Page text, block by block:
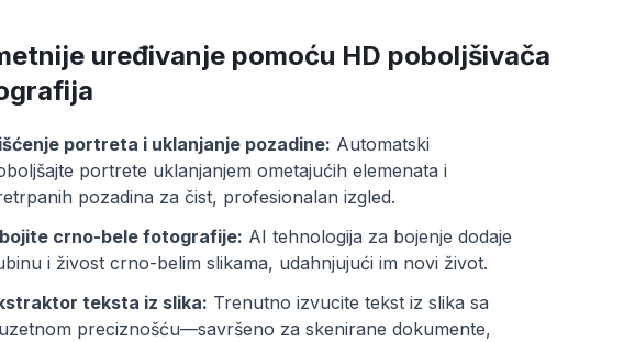
uređivanje pomoću HD poboljšivača
portreta i uklanjanje pozadine: Automatski
portrete uklanjanjem ometajućih elemenata i
pozadina za čist, profesionalan izgled.
crno-bele fotografije: AI tehnologija za bojenje dodaje
i živost crno-belim slikama, udahnjujući im novi život.
teksta iz slika: Trenutno izvucite tekst iz slika sa
preciznošću—savršeno za skenirane dokumente,